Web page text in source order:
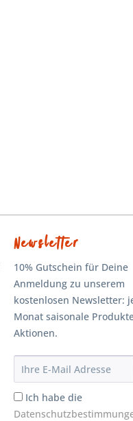
Newsletter
10% Gutschein für Deine
Anmeldung zu unserem
kostenlosen Newsletter:
Monat saisonale
Aktionen.
Ich habe die